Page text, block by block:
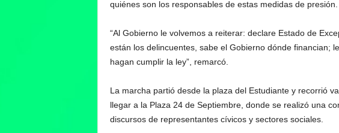
quiénes son los responsables de estas medidas de presión.
“Al Gobierno le volvemos a reiterar: declare Estado de
están los delincuentes, sabe el Gobierno dónde financian;
hagan cumplir la ley”, remarcó.
La marcha partió desde la plaza del Estudiante y recorrió
llegar a la Plaza 24 de Septiembre, donde se realizó una
discursos de representantes cívicos y sectores sociales.